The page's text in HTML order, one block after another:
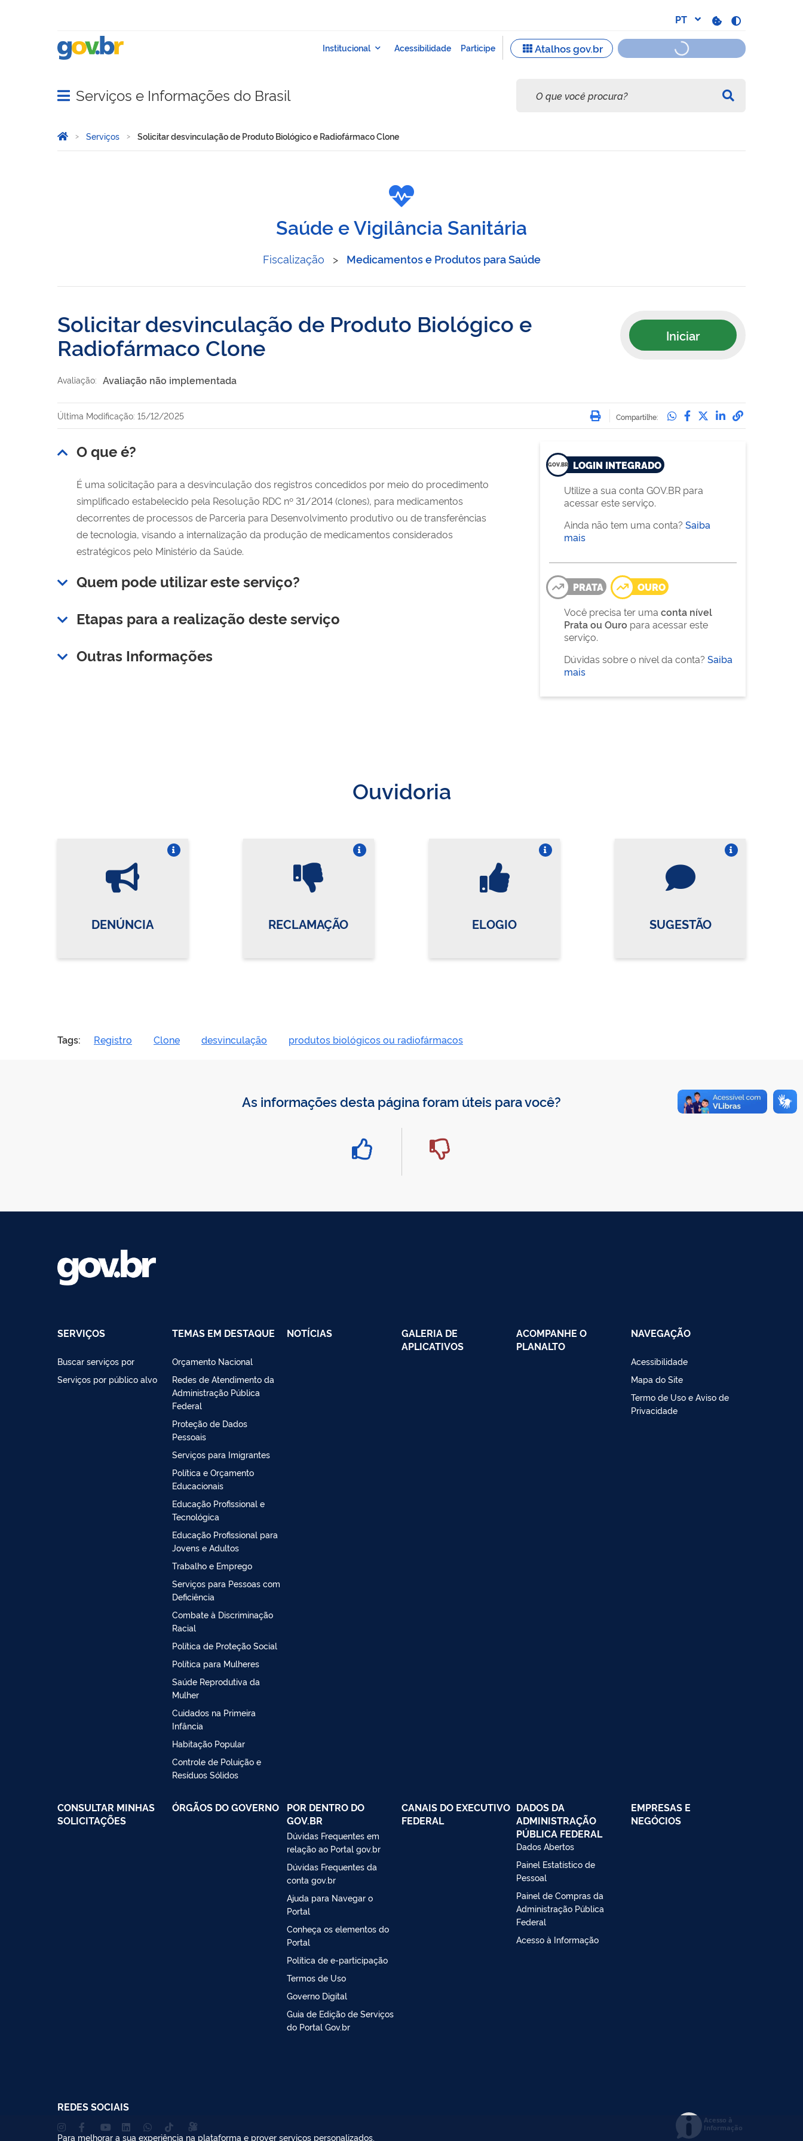
Abrir menu principal de navegação
Serviços e Informações do Brasil
Você está aqui:
Página Inicial
Serviços Solicitar desvinculação de Produto Biológico e Radiofármaco Clone
Saúde e Vigilância Sanitária
Fiscalização > Medicamentos e Produtos para Saúde
Solicitar desvinculação de Produto Biológico e
Radiofármaco Clone
Iniciar
Avaliação: Avaliação não implementada
Imprimir
Compartilhe: Compartilhe no
Compartilhe no
Compartilhe no
Compartilhe
Última Modificação: 15/12/2025
O que é?
É uma solicitação para a desvinculação dos registros concedidos por meio do procedimento
simplificado estabelecido pela Resolução RDC nº 31/2014 (clones), para medicamentos
decorrentes de processos de Parceria para Desenvolvimento produtivo ou de transferências
de tecnologia, visando a internalização da produção de medicamentos considerados
estratégicos pelo Ministério da Saúde.
Quem pode utilizar este serviço?
Etapas para a realização deste serviço
Outras Informações
LOGIN INTEGRADO
Utilize a sua conta GOV.BR para
acessar este serviço.
Ainda não tem uma conta? Saiba
mais
PRATA
OURO
Você precisa ter uma conta nível
Prata ou Ouro para acessar este
serviço.
Dúvidas sobre o nível da conta? Saiba
mais
Ouvidoria
DENÚNCIA RECLAMAÇÃO ELOGIO SUGESTÃO
Tags: Registro Clone desvinculação produtos biológicos ou radiofármacos
As informações desta página foram úteis para você?
SERVIÇOS
Buscar serviços por
Serviços por público alvo
TEMAS EM DESTAQUE
Orçamento Nacional
Redes de Atendimento da
Administração Pública
Federal
Proteção de Dados
Pessoais
Serviços para Imigrantes
Política e Orçamento
Educacionais
Educação Profissional e
Tecnológica
Educação Profissional para
Jovens e Adultos
Trabalho e Emprego
Serviços para Pessoas com
Deficiência
Combate à Discriminação
Racial
Política de Proteção Social
Política para Mulheres
Saúde Reprodutiva da
Mulher
Cuidados na Primeira
Infância
Habitação Popular
Controle de Poluição e
Resíduos Sólidos
NOTÍCIAS
GALERIA DE
APLICATIVOS
ACOMPANHE O
PLANALTO
NAVEGAÇÃO
Acessibilidade
Mapa do Site
Termo de Uso e Aviso de
Privacidade
CONSULTAR MINHAS
SOLICITAÇÕES
ÓRGÃOS DO GOVERNO
POR DENTRO DO
GOV.BR
Dúvidas Frequentes em
relação ao Portal gov.br
Dúvidas Frequentes da
conta gov.br
Ajuda para Navegar o
Portal
Conheça os elementos do
Portal
Política de e-participação
Termos de Uso
Governo Digital
Guia de Edição de Serviços
do Portal Gov.br
CANAIS DO EXECUTIVO
FEDERAL
DADOS DA
ADMINISTRAÇÃO
PÚBLICA FEDERAL
Dados Abertos
Painel Estatístico de
Pessoal
Painel de Compras da
Administração Pública
Federal
Acesso à Informação
EMPRESAS E
NEGÓCIOS
REDES SOCIAIS
Acesso à
Informação
Para melhorar a sua experiência na plataforma e prover serviços personalizados,